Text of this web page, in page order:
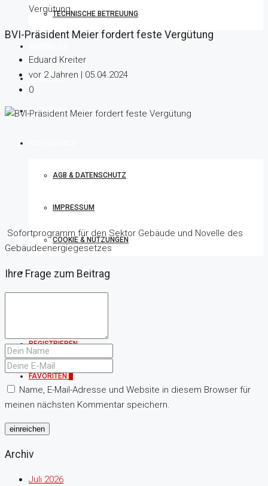
TECHNISCHE BETREUUNG
ÜBER UNS
AKTUELLES
AGB & DATENSCHUTZ
IMPRESSUM
COOKIE & NUTZUNGEN
SERVICE-PORTAL
REGISTRIEREN
FAVORITEN
Vergütung
BVI-Präsident Meier fordert feste Vergütung
Eduard Kreiter
vor 2 Jahren | 05.04.2024
0
​ Sofortprogramm für den Sektor Gebäude und Novelle des
Gebäudeenergiegesetzes
Ihre Frage zum Beitrag
Name, E-Mail-Adresse und Website in diesem Browser für
meinen nächsten Kommentar speichern.
Archiv
Juli 2026